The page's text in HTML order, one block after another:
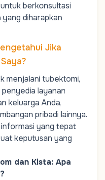
berkonsultasi
diharapkan
Jika
menjalani tubektomi,
layanan
keluarga Anda,
pribadi lainnya.
yang tepat
keputusan yang
dan Kista: Apa